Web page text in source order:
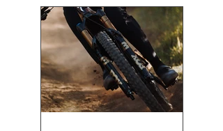
pequenos bike
shops